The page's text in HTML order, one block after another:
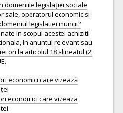
domeniile legislației sociale
sale, operatorul economic si-
legislatiei muncii?
In scopul acestei achizitii
In anuntul relevant sau
ori la articolul 18 alineatul (2)
economici care vizează
economici care vizeaza